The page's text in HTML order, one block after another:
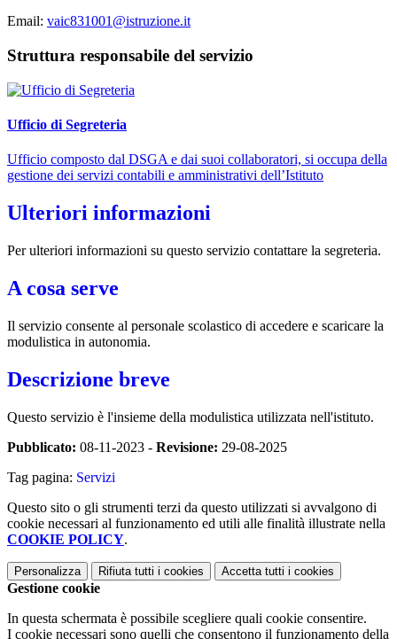
Email: vaic831001@istruzione.it
Struttura responsabile del servizio
Ufficio di Segreteria
Ufficio composto dal DSGA e dai suoi collaboratori, si occupa della
gestione dei servizi contabili e amministrativi dell’Istituto
Ulteriori informazioni
Per ulteriori informazioni su questo servizio contattare la segreteria.
A cosa serve
Il servizio consente al personale scolastico di accedere e scaricare la
modulistica in autonomia.
Descrizione breve
Questo servizio è l'insieme della modulistica utilizzata nell'istituto.
Pubblicato: 08-11-2023 - Revisione: 29-08-2025
Tag pagina: Servizi
Questo sito o gli strumenti terzi da questo utilizzati si avvalgono di
cookie necessari al funzionamento ed utili alle finalità illustrate nella
COOKIE POLICY.
Personalizza Rifiuta tutti i cookies Accetta tutti i cookies
Gestione cookie
In questa schermata è possibile scegliere quali cookie consentire.
I cookie necessari sono quelli che consentono il funzionamento della